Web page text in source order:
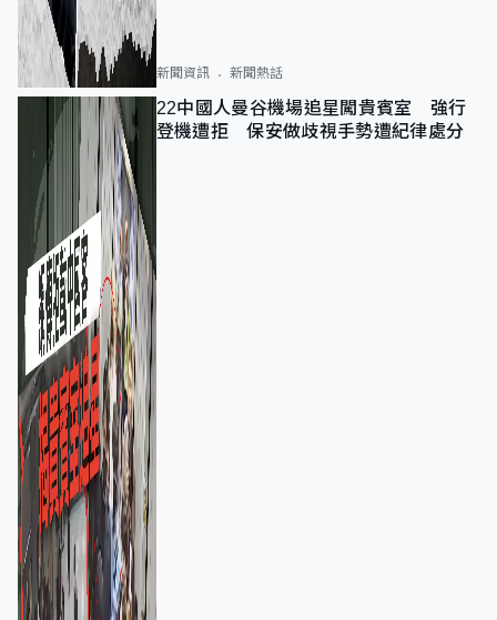
新聞資訊 新聞熱話
22中國人曼谷機場追星闖貴賓室 強行
登機遭拒 保安做歧視手勢遭紀律處分